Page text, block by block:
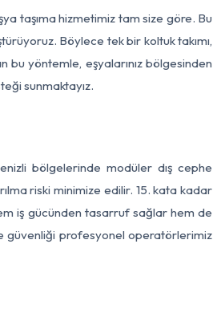
taşıma hizmetimiz tam size göre. Bu
Böylece tek bir koltuk takımı,
bu yöntemle, eşyalarınız bölgesinden
sunmaktayız.
bölgelerinde modüler dış cephe
riski minimize edilir. 15. kata kadar
iş gücünden tasarruf sağlar hem de
güvenliği profesyonel operatörlerimiz